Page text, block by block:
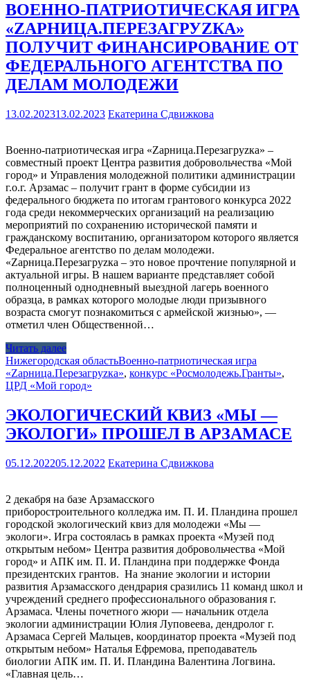
ВОЕННО-ПАТРИОТИЧЕСКАЯ ИГРА
«ZАРНИЦА.ПЕРЕЗАГРУZКА»
ПОЛУЧИТ ФИНАНСИРОВАНИЕ ОТ
ФЕДЕРАЛЬНОГО АГЕНТСТВА ПО
ДЕЛАМ МОЛОДЕЖИ
13.02.202313.02.2023 Екатерина Сдвижкова
Военно-патриотическая игра «Zарница.Перезагруzка» –
совместный проект Центра развития добровольчества «Мой
город» и Управления молодежной политики администрации
г.о.г. Арзамас – получит грант в форме субсидии из
федерального бюджета по итогам грантового конкурса 2022
года среди некоммерческих организаций на реализацию
мероприятий по сохранению исторической памяти и
гражданскому воспитанию, организатором которого является
Федеральное агентство по делам молодежи.
«Zарница.Перезагруzка – это новое прочтение популярной и
актуальной игры. В нашем варианте представляет собой
полноценный однодневный выездной лагерь военного
образца, в рамках которого молодые люди призывного
возраста смогут познакомиться с армейской жизнью», —
отметил член Общественной…
Читать далее
Нижегородская областьВоенно-патриотическая игра
«Zарница.Перезагруzка», конкурс «Росмолодежь.Гранты»,
ЦРД «Мой город»
ЭКОЛОГИЧЕСКИЙ КВИЗ «МЫ —
ЭКОЛОГИ» ПРОШЕЛ В АРЗАМАСЕ
05.12.202205.12.2022 Екатерина Сдвижкова
2 декабря на базе Арзамасского
приборостроительного колледжа им. П. И. Пландина прошел
городской экологический квиз для молодежи «Мы —
экологи». Игра состоялась в рамках проекта «Музей под
открытым небом» Центра развития добровольчества «Мой
город» и АПК им. П. И. Пландина при поддержке Фонда
президентских грантов. На знание экологии и истории
развития Арзамасского дендрария сразились 11 команд школ и
учреждений среднего профессионального образования г.
Арзамаса. Члены почетного жюри — начальник отдела
экологии администрации Юлия Луповеева, дендролог г.
Арзамаса Сергей Мальцев, координатор проекта «Музей под
открытым небом» Наталья Ефремова, преподаватель
биологии АПК им. П. И. Пландина Валентина Логвина.
«Главная цель…